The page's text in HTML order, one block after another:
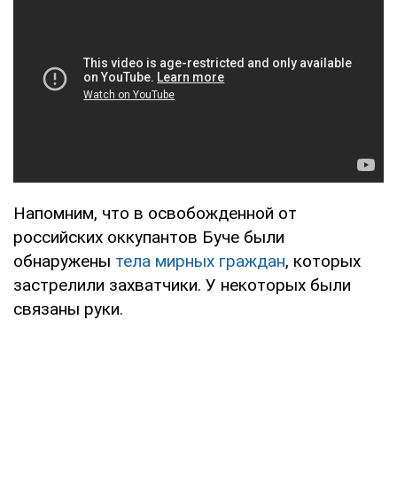
Напомним, что в освобожденной от
российских оккупантов Буче были
обнаружены тела мирных граждан, которых
застрелили захватчики. У некоторых были
связаны руки.